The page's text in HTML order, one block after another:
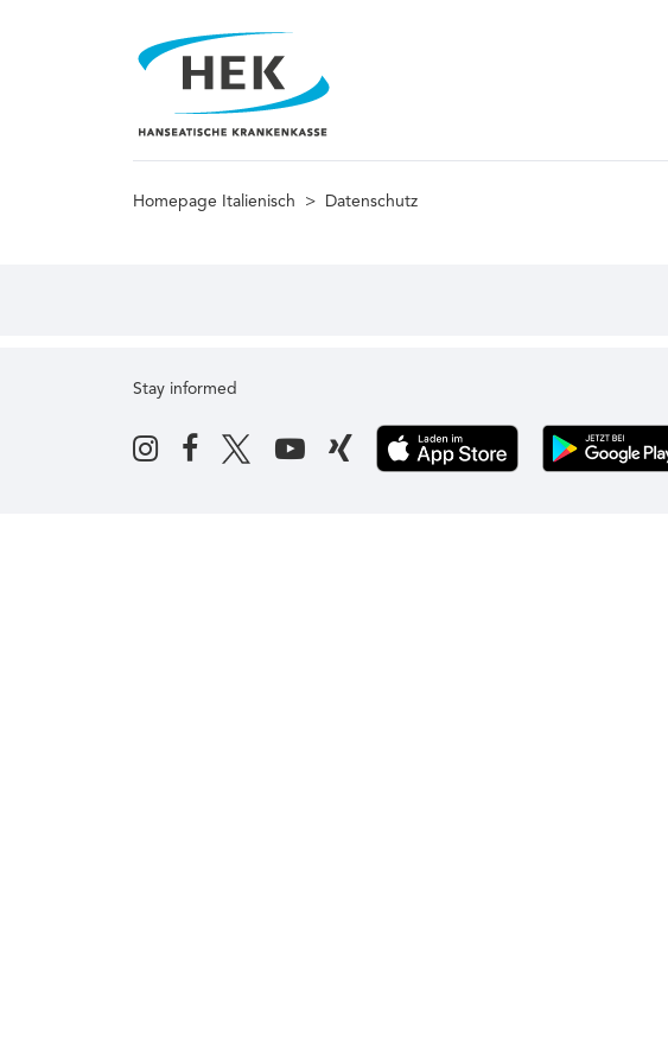
Homepage Italienisch > Datenschutz
Stay informed